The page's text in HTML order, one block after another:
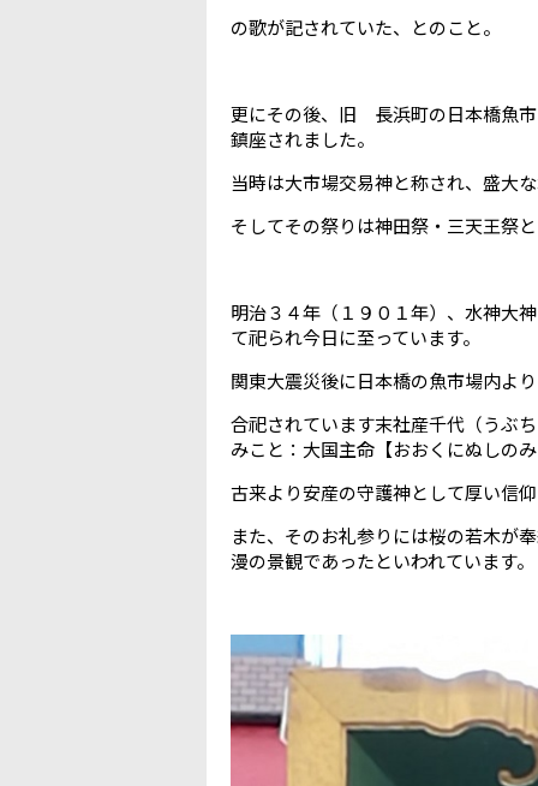
の歌が記されていた、とのこと。
更にその後、旧 長浜町の日本橋魚
鎮座されました。
当時は大市場交易神と称され、盛大
そしてその祭りは神田祭・三天王祭
明治３４年（１９０１年）、水神大
て祀られ今日に至っています。
関東大震災後に日本橋の魚市場内よ
合祀されています末社産千代（うぶ
みこと：大国主命【おおくにぬしの
古来より安産の守護神として厚い信
また、そのお礼参りには桜の若木が
漫の景観であったといわれています。